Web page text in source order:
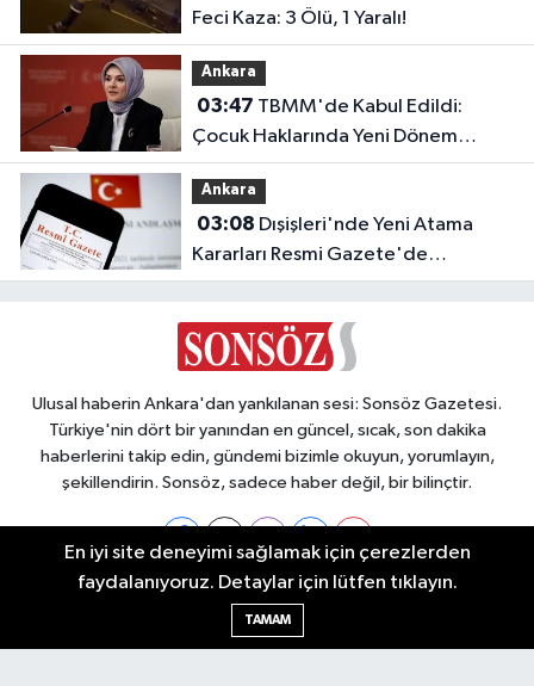
Feci Kaza: 3 Ölü, 1 Yaralı!
Ankara
03:47
Çocuk Haklarında Yeni Dönem
Başlıyor!
Ankara
03:08
Kararları Resmi Gazete'de
Yayımlandı
Ulusal haberin Ankara'dan yankılanan sesi: Sonsöz Gazetesi.
Türkiye'nin dört bir yanından en güncel, sıcak, son dakika
haberlerini takip edin, gündemi bizimle okuyun, yorumlayın,
şekillendirin. Sonsöz, sadece haber değil, bir bilinçtir.
Ankara Nöbetçi Eczaneler
En iyi site deneyimi sağlamak için çerezlerden
faydalanıyoruz. Detaylar için lütfen tıklayın.
TAMAM